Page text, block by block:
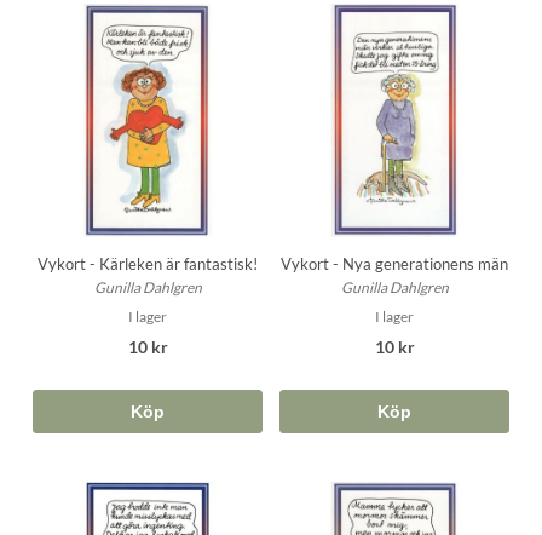
Vykort - Kärleken är fantastisk!
Gunilla Dahlgren
I lager
10 kr
Köp
Vykort - Nya generationens män
Gunilla Dahlgren
I lager
10 kr
Köp